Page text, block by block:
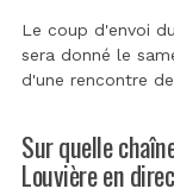
Le coup d'envoi
sera donné le
d'une rencontre de
Sur quelle
Louvière en